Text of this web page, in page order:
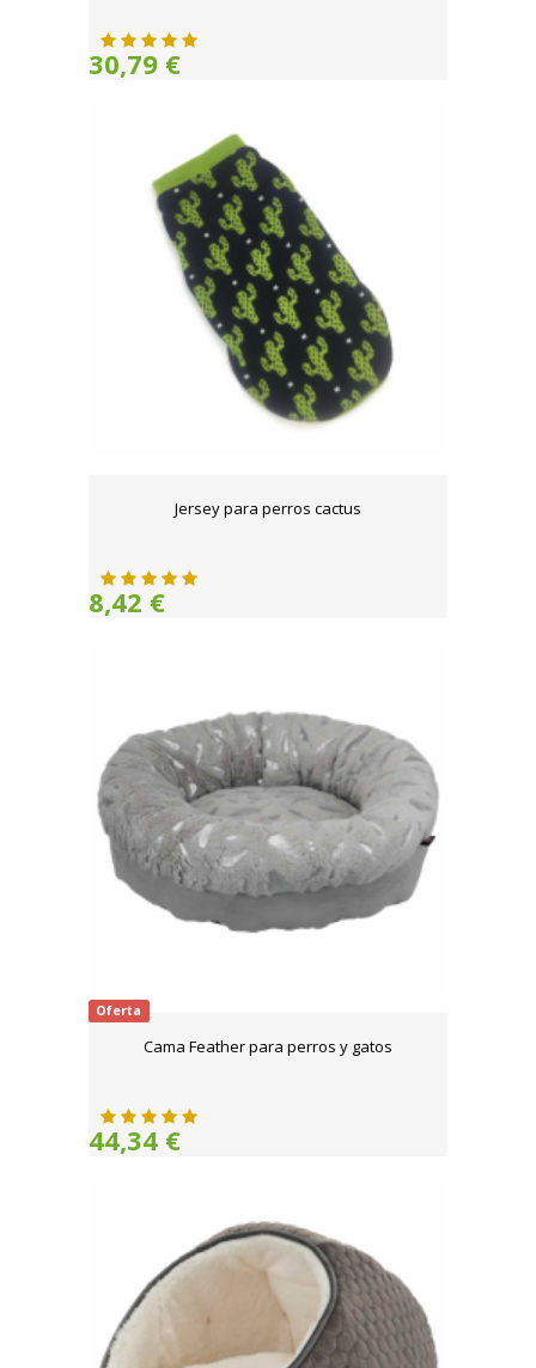
30,79 €
Jersey para perros cactus
8,42 €
Oferta
Cama Feather para perros y gatos
44,34 €